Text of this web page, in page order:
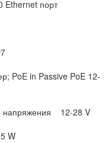
порт
PoE in Passive PoE 12-
напряжения 12-28 V
W